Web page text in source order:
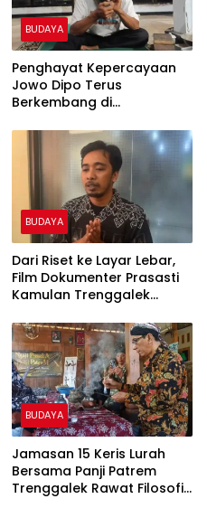
BUDAYA
Penghayat Kepercayaan
Jowo Dipo Terus
Berkembang di
Pertemuan hingga
Ruwatan Suro
BUDAYA
Dari Riset ke Layar Lebar,
Film Dokumenter Prasasti
Kamulan Trenggalek
BUDAYA
Jamasan 15 Keris Lurah
Bersama Panji Patrem
Trenggalek Rawat Filosofi